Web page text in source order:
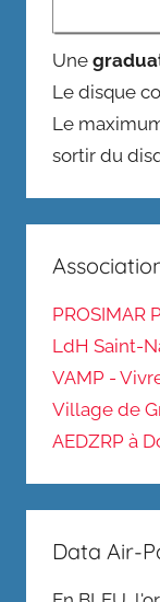
Une
Le disque
Le
sortir du
PROSIMAR
LdH Saint-
VAMP -
Village de
AEDZRP à
Data Air-